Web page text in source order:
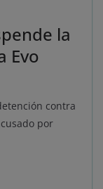
la
Evo
contra
por